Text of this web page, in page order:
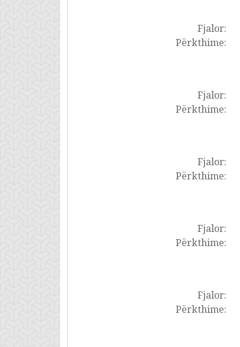
Fjalor:
Përkthime:
Fjalor:
Përkthime:
Fjalor:
Përkthime:
Fjalor:
Përkthime:
Fjalor:
Përkthime: